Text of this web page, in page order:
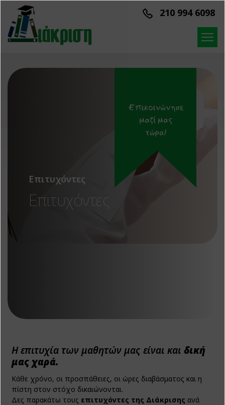
Παράκαμψη προς το κυρίως περιεχόμενο
210 994 6098
Επιτυχόντες
Επιτυχόντες
Η επιτυχία των μαθητών μας είναι και δική
μας χαρά.
Κάθε χρόνο, οι προσπάθειες, οι ώρες διαβάσματος και η
πίστη στον στόχο δικαιώνονται.
Δες παρακάτω τους επιτυχόντες της Διάκρισης ανά